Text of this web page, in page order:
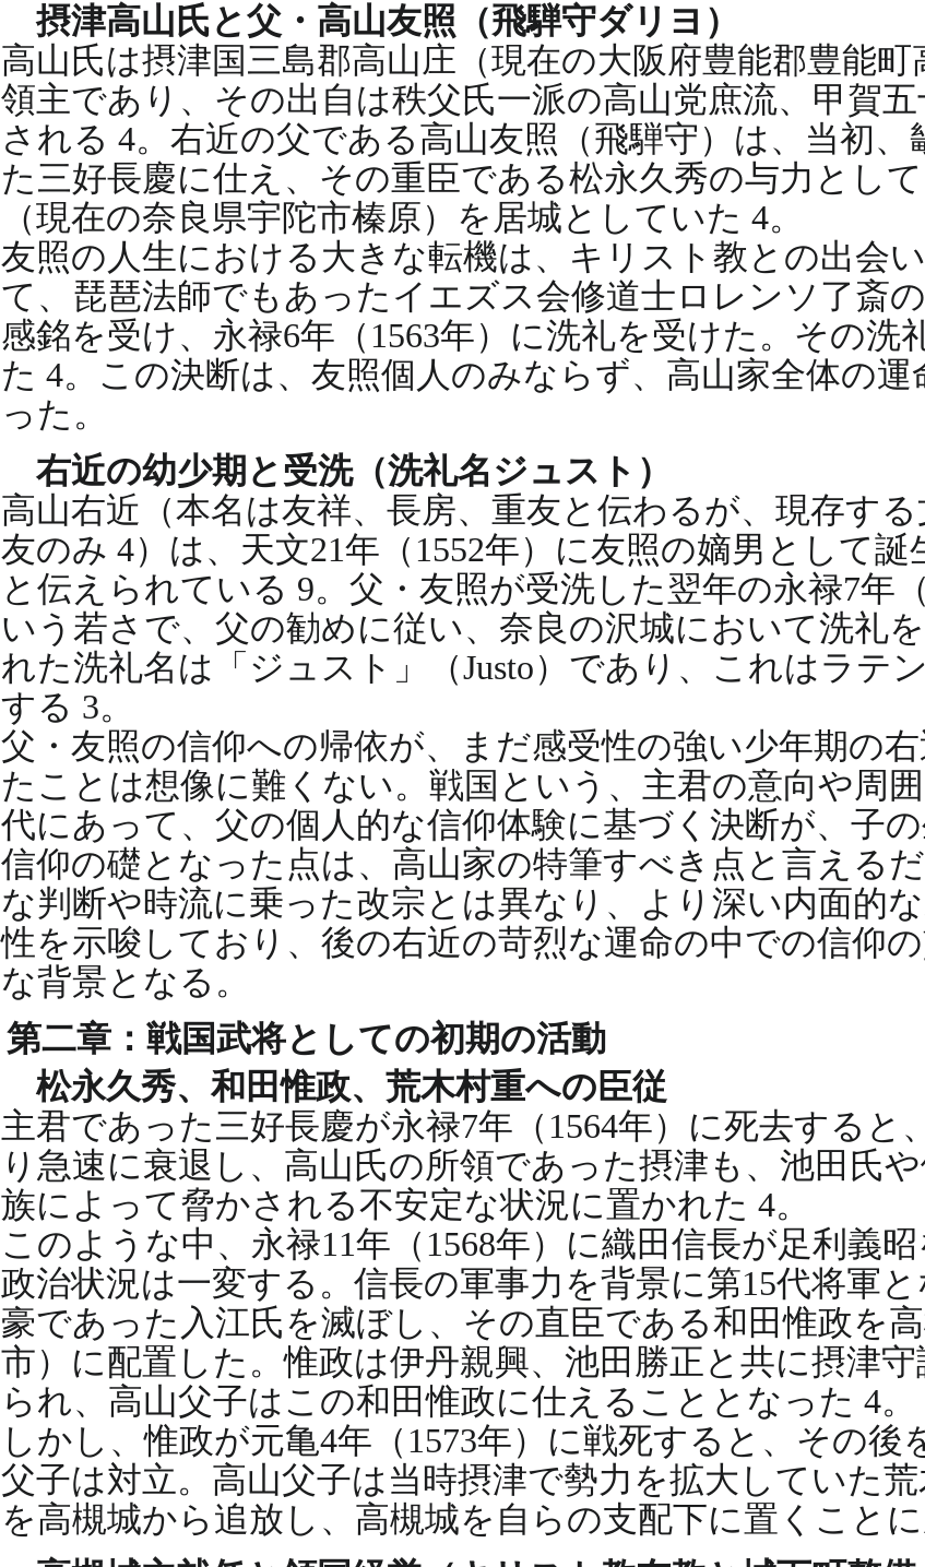
摂津高山氏と父・高山友照（飛騨守ダリヨ）
高山氏は摂津国三島郡高山庄（現在の大阪府豊能郡豊能
領主であり、その出自は秩父氏一派の高山党庶流、甲賀
される 4。右近の父である高山友照（飛騨守）は、当初
た三好長慶に仕え、その重臣である松永久秀の与力とし
（現在の奈良県宇陀市榛原）を居城としていた 4。
友照の人生における大きな転機は、キリスト教との出会
て、琵琶法師でもあったイエズス会修道士ロレンソ了斎
感銘を受け、永禄6年（1563年）に洗礼を受けた。その洗
た 4。この決断は、友照個人のみならず、高山家全体の
った。
右近の幼少期と受洗（洗礼名ジュスト）
高山右近（本名は友祥、長房、重友と伝わるが、現存す
友のみ 4）は、天文21年（1552年）に友照の嫡男として
と伝えられている 9。父・友照が受洗した翌年の永禄7年
いう若さで、父の勧めに従い、奈良の沢城において洗礼
れた洗礼名は「ジュスト」（Justo）であり、これはラテ
する 3。
父・友照の信仰への帰依が、まだ感受性の強い少年期の
たことは想像に難くない。戦国という、主君の意向や周
代にあって、父の個人的な信仰体験に基づく決断が、子
信仰の礎となった点は、高山家の特筆すべき点と言える
な判断や時流に乗った改宗とは異なり、より深い内面的
性を示唆しており、後の右近の苛烈な運命の中での信仰
な背景となる。
第二章：戦国武将としての初期の活動
松永久秀、和田惟政、荒木村重への臣従
主君であった三好長慶が永禄7年（1564年）に死去すると
り急速に衰退し、高山氏の所領であった摂津も、池田氏
族によって脅かされる不安定な状況に置かれた 4。
このような中、永禄11年（1568年）に織田信長が足利義
政治状況は一変する。信長の軍事力を背景に第15代将軍
豪であった入江氏を滅ぼし、その直臣である和田惟政を
市）に配置した。惟政は伊丹親興、池田勝正と共に摂津
られ、高山父子はこの和田惟政に仕えることとなった 4。
しかし、惟政が元亀4年（1573年）に戦死すると、その
父子は対立。高山父子は当時摂津で勢力を拡大していた
を高槻城から追放し、高槻城を自らの支配下に置くこと